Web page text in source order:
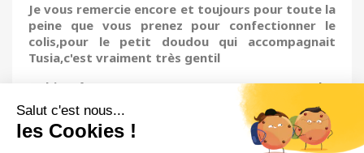
Je vous remercie encore et toujours pour toute la
peine que vous prenez pour confectionner le
colis,pour le petit doudou qui accompagnait
Tusia,c'est vraiment très gentil
A bientôt Dagmar,pour un autre craquage,les
poupées sont décidément des baumes pour le
moral!!!